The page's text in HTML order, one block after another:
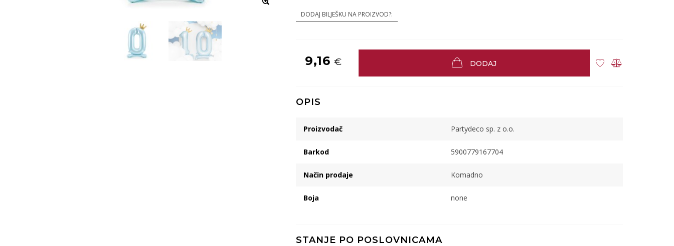
DODAJ BILJEŠKU NA PROIZVOD?:
9,16 € DODAJ
OPIS
Proizvodač Partydeco sp. z o.o.
Barkod 5900779167704
Način prodaje Komadno
Boja none
STANJE PO POSLOVNICAMA